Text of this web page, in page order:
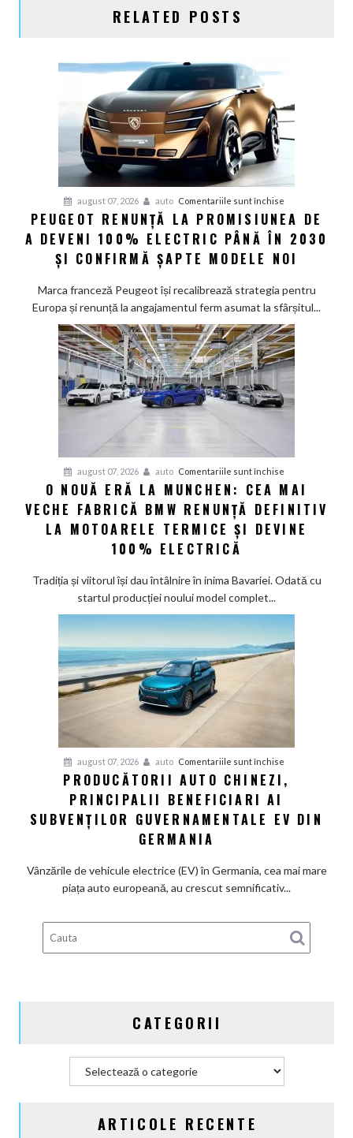
RELATED POSTS
august 07, 2026 auto Comentariile sunt închise
Peugeot
renunță
la
de
a
100%
electric
până
2030
șapte
noi
PEUGEOT RENUNȚĂ LA PROMISIUNEA DE
A DEVENI 100% ELECTRIC PÂNĂ ÎN 2030
ȘI CONFIRMĂ ȘAPTE MODELE NOI
Marca franceză Peugeot își recalibrează strategia pentru
Europa și renunță la angajamentul ferm asumat la sfârșitul...
august 07, 2026 auto Comentariile sunt închise
O
nouă
eră
Cea
BMW
renunță
și
100%
O NOUĂ ERĂ LA MUNCHEN: CEA MAI
VECHE FABRICĂ BMW RENUNȚĂ DEFINITIV
LA MOTOARELE TERMICE ȘI DEVINE
100% ELECTRICĂ
Tradiția și viitorul își dau întâlnire în inima Bavariei. Odată cu
startul producției noului model complet...
august 07, 2026 auto Comentariile sunt închise
chinezi,
din
Germania
PRODUCĂTORII AUTO CHINEZI,
PRINCIPALII BENEFICIARI AI
SUBVENȚILOR GUVERNAMENTALE EV DIN
GERMANIA
Vânzările de vehicule electrice (EV) în Germania, cea mai mare
piața auto europeană, au crescut semnificativ...
CATEGORII
ARTICOLE RECENTE